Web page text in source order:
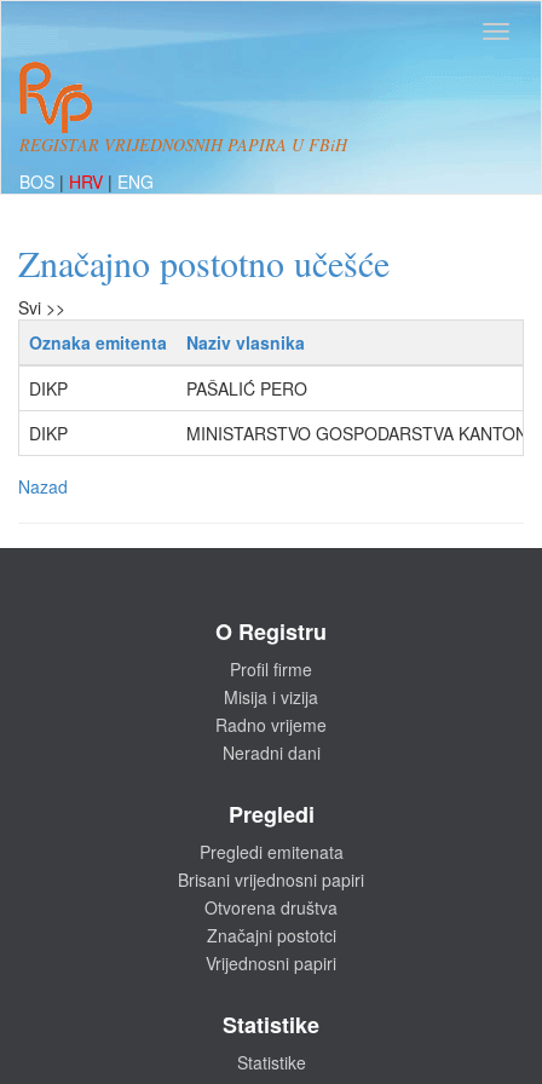
REGISTAR VRIJEDNOSNIH PAPIRA U FBiH
BOS | HRV | ENG
Značajno postotno učešće
Svi >>
Oznaka emitenta
Naziv vlasnika
DIKP
PAŠALIĆ PERO
DIKP
MINISTARSTVO GOSPODARSTVA
Nazad
O Registru
Profil firme
Misija i vizija
Radno vrijeme
Neradni dani
Pregledi
Pregledi emitenata
Brisani vrijednosni papiri
Otvorena društva
Značajni postotci
Vrijednosni papiri
Statistike
Statistike